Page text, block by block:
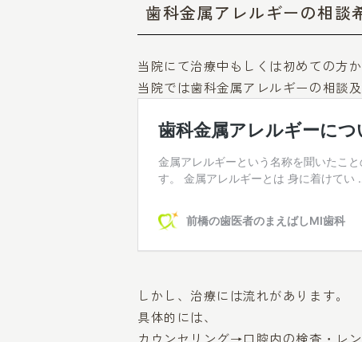
歯科金属アレルギーの相談
当院にて治療中もしくは初めての方
当院では歯科金属アレルギーの相談
しかし、治療には流れがあります。
具体的には、
カウンセリング→口腔内の検査・レ